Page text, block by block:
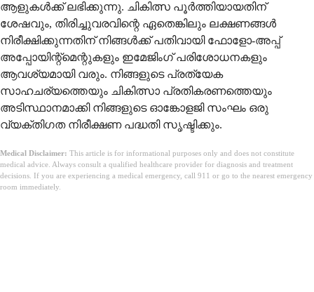
ആളുകൾക്ക് ലഭിക്കുന്നു. ചികിത്സ പൂർത്തിയായതിന്
ശേഷവും, തിരിച്ചുവരവിന്റെ ഏതെങ്കിലും ലക്ഷണങ്ങൾ
നിരീക്ഷിക്കുന്നതിന് നിങ്ങൾക്ക് പതിവായി ഫോളോ-അപ്പ്
അപ്പോയിന്റ്മെന്റുകളും ഇമേജിംഗ് പരിശോധനകളും
ആവശ്യമായി വരും. നിങ്ങളുടെ പ്രത്യേക
സാഹചര്യത്തെയും ചികിത്സാ പ്രതികരണത്തെയും
അടിസ്ഥാനമാക്കി നിങ്ങളുടെ ഓങ്കോളജി സംഘം ഒരു
വ്യക്തിഗത നിരീക്ഷണ പദ്ധതി സൃഷ്ടിക്കും.
Medical Disclaimer: This article is for informational purposes only and does not constitute
medical advice. Always consult a qualified healthcare provider for diagnosis and treatment
decisions. If you are experiencing a medical emergency, call 911 or go to the nearest emergency
room immediately.